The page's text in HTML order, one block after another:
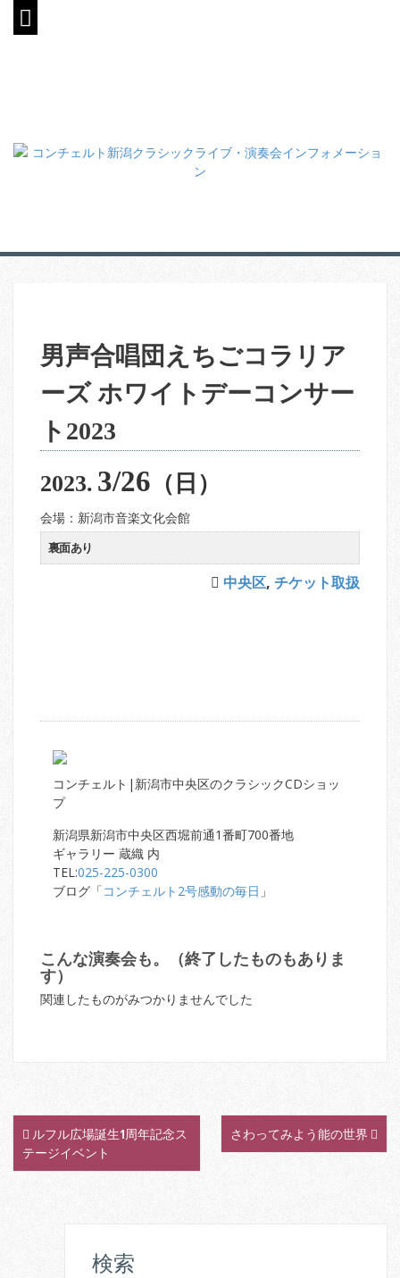
男声合唱団えちごコラリア
ーズ ホワイトデーコンサー
ト2023
2023. 3/26 （日）
会場：新潟市音楽文化会館
裏面あり
中央区, チケット取扱
コンチェルト|新潟市中央区のクラシックCDショッ
プ
新潟県新潟市中央区西堀前通1番町700番地
ギャラリー 蔵織 内
TEL:025-225-0300
ブログ「コンチェルト2号感動の毎日 」
こんな演奏会も。（終了したものもありま
す）
関連したものがみつかりませんでした
Pルフル広場誕生1周年記念ス
テージイベント
さわってみよう能の世界
検索